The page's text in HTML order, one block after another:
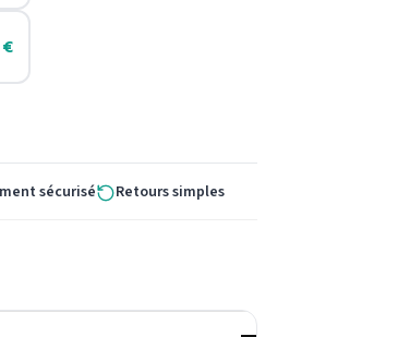
€
sécurisé Retours simples